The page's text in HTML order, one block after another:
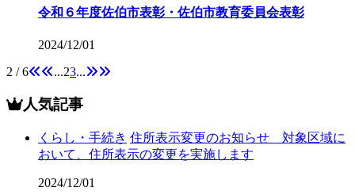
令和６年度佐伯市表彰・佐伯市教育委員会表彰
2024/12/01
2 / 6
...23...
人気記事
くらし・手続き 住所表示変更のお知らせ 対象区域に
おいて、住所表示の変更を実施します
2024/12/01